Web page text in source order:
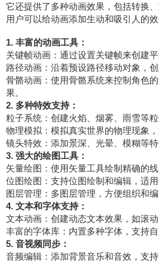
它还提供了多种动画效果，包括转换
用户可以给动画添加生动和吸引人的效
1. 丰富的动画工具：
关键帧动画：通过设置关键帧来创建平
路径动画：沿着预设路径移动对象，创
骨骼动画：使用骨骼系统来控制角色
果。
2. 多种特效支持：
粒子系统：创建火焰、烟雾、雨雪等粒
物理模拟：模拟真实世界的物理现象，
镜头特效：添加景深、光晕、模糊等特
3. 强大的绘图工具：
矢量绘图：使用矢量工具绘制精确的线
位图绘图：支持位图绘制和编辑，适用
图层管理：多图层管理，方便组织和编
4. 文本和字体支持：
文本动画：创建动态文本效果，如滚动
丰富的字体库：内置多种字体，支持自
5. 音视频同步：
音频编辑：添加背景音乐和音效，支持